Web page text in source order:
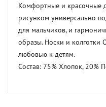
Комфортные и красочные
рисунком универсально
для мальчиков, и
образы. Носки и колготки
любовью к детям.
Состав: 75% Хлопок, 20%